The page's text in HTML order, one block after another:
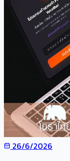
26/6/2026